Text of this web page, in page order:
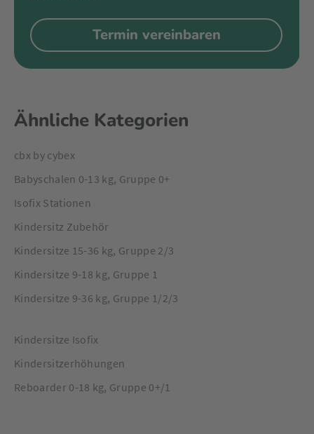
Termin vereinbaren
Ähnliche Kategorien
cbx by cybex
Babyschalen 0-13 kg, Gruppe 0+
Isofix Stationen
Kindersitz Zubehör
Kindersitze 15-36 kg, Gruppe 2/3
Kindersitze 9-18 kg, Gruppe 1
Kindersitze 9-36 kg, Gruppe 1/2/3
Kindersitze Isofix
Kindersitzerhöhungen
Reboarder 0-18 kg, Gruppe 0+/1